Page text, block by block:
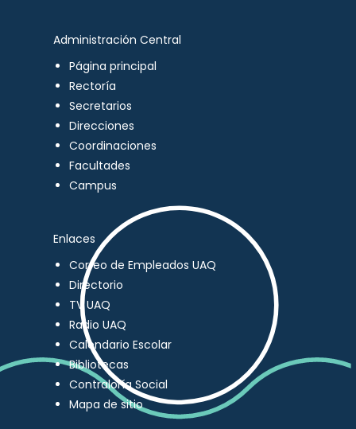
Administración Central
Página principal
Rectoría
Secretarios
Direcciones
Coordinaciones
Facultades
Campus
Enlaces
Correo de Empleados UAQ
Directorio
TV UAQ
Radio UAQ
Calendario Escolar
Bibliotecas
Contraloría Social
Mapa de sitio